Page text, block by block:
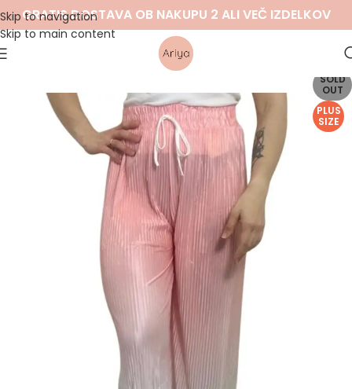
Skip to navigation
Skip to main content
GRATIS DOSTAVA OB NAKUPU 2 ALI VEČ IZDELKOV
SOLD
OUT
PLUS
SIZE